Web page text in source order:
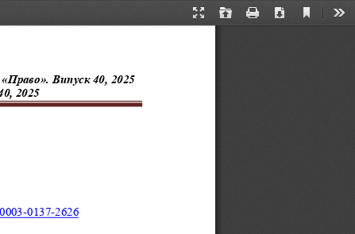
Presentation
Open Print Download
Current
«Право». Випуск 40, 2025
, 2025
-0137-2626